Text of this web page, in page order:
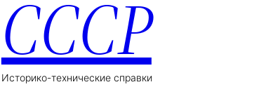
СССР
Историко-технические справки